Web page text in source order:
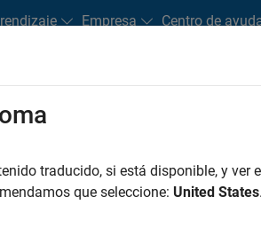
Empresa Centro de
Search Hardware
traducido, si está disponible, y ver
que seleccione: United States.